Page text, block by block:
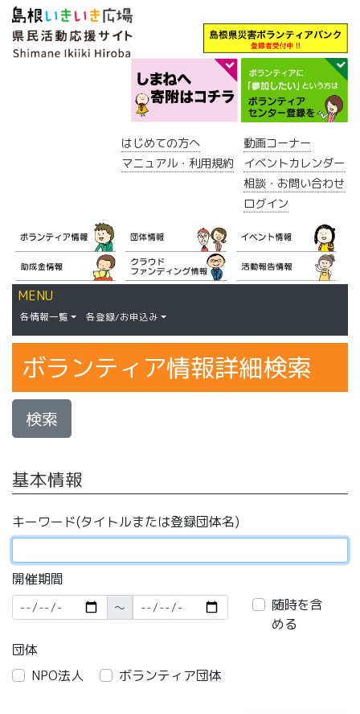
はじめての方へ
マニュアル・利用規約
動画コーナー
イベントカレンダー
相談・お問い合わせ
ログイン
MENU
各情報一覧 各登録/お申込み
ボランティア情報詳細検索
検索
基本情報
キーワード(タイトルまたは登録団体名)
開催期間
〜
随時を含
める
団体
NPO法人
ボランティア団体